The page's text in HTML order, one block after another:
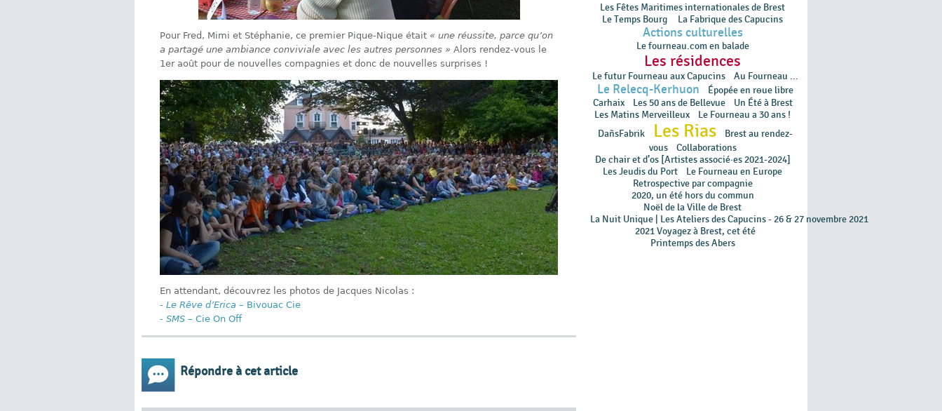
Pour Fred, Mimi et Stéphanie, ce premier Pique-Nique était « une réussite, parce qu’on
a partagé une ambiance conviviale avec les autres personnes » Alors rendez-vous le
1er août pour de nouvelles compagnies et donc de nouvelles surprises !
En attendant, découvrez les photos de Jacques Nicolas :
- Le Rêve d’Erica – Bivouac Cie
- SMS – Cie On Off
Répondre à cet article
Les Fêtes Maritimes internationales de Brest
Le Temps Bourg
La Fabrique des Capucins
Actions culturelles
Le fourneau.com en balade
Les résidences
Le futur Fourneau aux Capucins Au Fourneau ...
Le Relecq-Kerhuon
Épopée en rɵue libre
Carhaix
Les 50 ans de Bellevue
Un Été à Brest
Les Matins Merveilleux
Le Fourneau a 30 ans !
DañsFabrik
Les Rias
Brest au rendez-
vous
Collaborations
De chair et d’os [Artistes associé·es 2021-2024]
Les Jeudis du Port
Le Fourneau en Europe
Retrospective par compagnie
2020, un été hors du commun
Noël de la Ville de Brest
La Nuit Unique | Les Ateliers des Capucins - 26 & 27 novembre 2021
2021 Voyagez à Brest, cet été
Printemps des Abers